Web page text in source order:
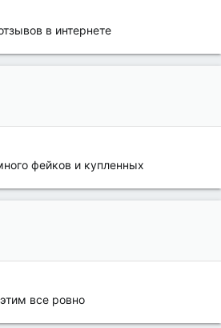
в интернете
фейков и купленных
все ровно